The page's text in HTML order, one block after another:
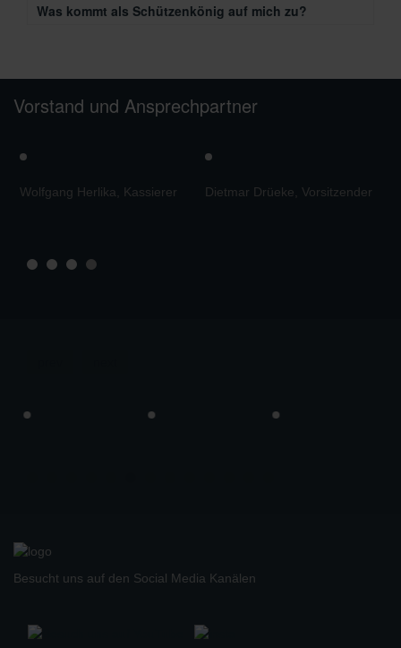
Was kommt als Schützenkönig auf mich zu?
Vorstand und Ansprechpartner
Wolfgang Herlika, Kassierer Dietmar Drüeke, Vorsitzender
Besucht uns auf den Social Media Kanälen